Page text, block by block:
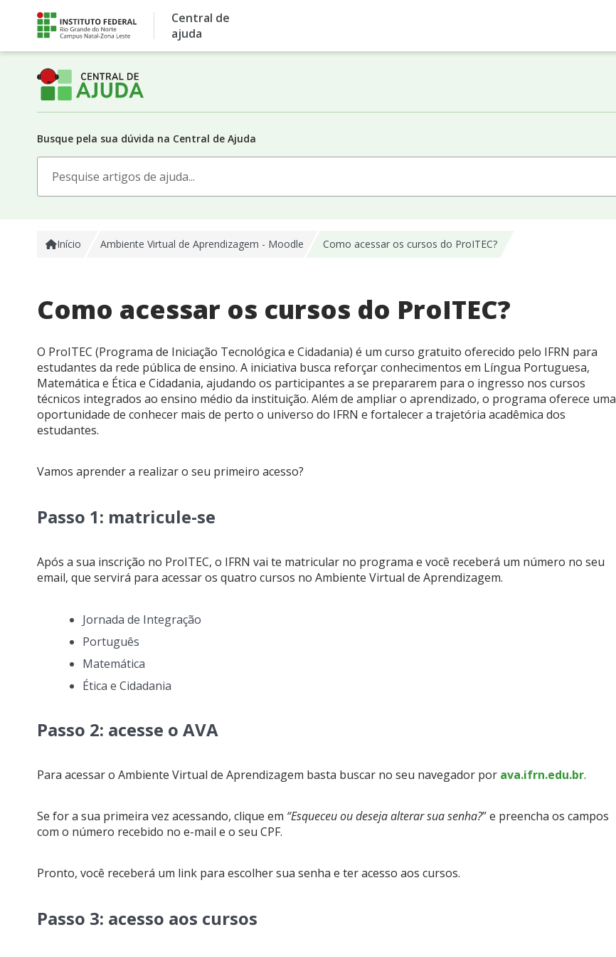
content
Central de
ajuda
Busque pela sua dúvida na Central de Ajuda
for:
Início Ambiente Virtual de Aprendizagem - Moodle​ Como acessar os cursos do ProITEC?
Como acessar os cursos do ProITEC?
O ProITEC (Programa de Iniciação Tecnológica e Cidadania) é um curso gratuito oferecido pelo IFRN para
estudantes da rede pública de ensino. A iniciativa busca reforçar conhecimentos em Língua Portuguesa,
Matemática e Ética e Cidadania, ajudando os participantes a se prepararem para o ingresso nos cursos
técnicos integrados ao ensino médio da instituição. Além de ampliar o aprendizado, o programa oferece uma
oportunidade de conhecer mais de perto o universo do IFRN e fortalecer a trajetória acadêmica dos
estudantes.
Vamos aprender a realizar o seu primeiro acesso?
Passo 1: matricule-se
Após a sua inscrição no ProITEC, o IFRN vai te matricular no programa e você receberá um número no seu
email, que servirá para acessar os quatro cursos no Ambiente Virtual de Aprendizagem.
Jornada de Integração
Português
Matemática
Ética e Cidadania
Passo 2: acesse o AVA
Para acessar o Ambiente Virtual de Aprendizagem basta buscar no seu navegador por ava.ifrn.edu.br.
Se for a sua primeira vez acessando, clique em “Esqueceu ou deseja alterar sua senha?” e preencha os campos
com o número recebido no e-mail e o seu CPF.
Pronto, você receberá um link para escolher sua senha e ter acesso aos cursos.
Passo 3: acesso aos cursos